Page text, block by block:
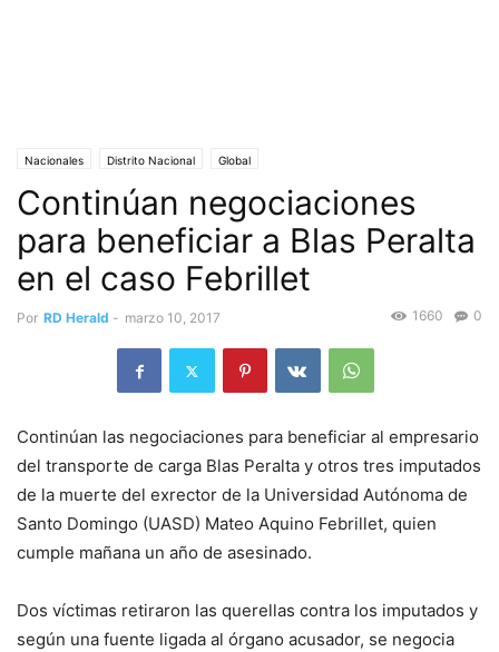
Nacionales Distrito Nacional Global
Continúan negociaciones
para beneficiar a Blas Peralta
en el caso Febrillet
Por RD Herald - marzo 10, 2017 0
1660
Continúan las negociaciones para beneficiar al empresario
del transporte de carga Blas Peralta y otros tres imputados
de la muerte del exrector de la Universidad Autónoma de
Santo Domingo (UASD) Mateo Aquino Febrillet, quien
cumple mañana un año de asesinado.
Dos víctimas retiraron las querellas contra los imputados y
según una fuente ligada al órgano acusador, se negocia